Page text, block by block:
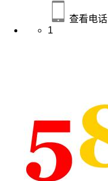
查看电话
1